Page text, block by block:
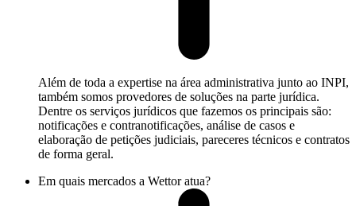
Além de toda a expertise na área administrativa junto ao INPI,
também somos provedores de soluções na parte jurídica.
Dentre os serviços jurídicos que fazemos os principais são:
notificações e contranotificações, análise de casos e
elaboração de petições judiciais, pareceres técnicos e contratos
de forma geral.
Em quais mercados a Wettor atua?